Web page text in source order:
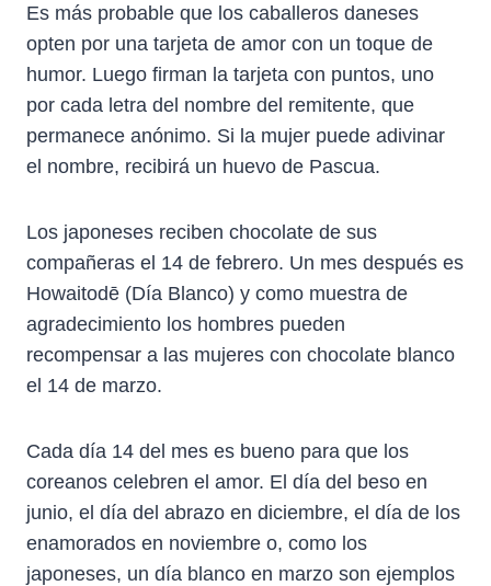
Es más probable que los caballeros daneses
opten por una tarjeta de amor con un toque de
humor. Luego firman la tarjeta con puntos, uno
por cada letra del nombre del remitente, que
permanece anónimo. Si la mujer puede adivinar
el nombre, recibirá un huevo de Pascua.
Los japoneses reciben chocolate de sus
compañeras el 14 de febrero. Un mes después es
Howaitodē (Día Blanco) y como muestra de
agradecimiento los hombres pueden
recompensar a las mujeres con chocolate blanco
el 14 de marzo.
Cada día 14 del mes es bueno para que los
coreanos celebren el amor. El día del beso en
junio, el día del abrazo en diciembre, el día de los
enamorados en noviembre o, como los
japoneses, un día blanco en marzo son ejemplos